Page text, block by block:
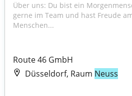
Über uns: Du bist ein
gerne im Team und hast Freude
Menschen...
Route 46 GmbH
Düsseldorf, Raum Neuss